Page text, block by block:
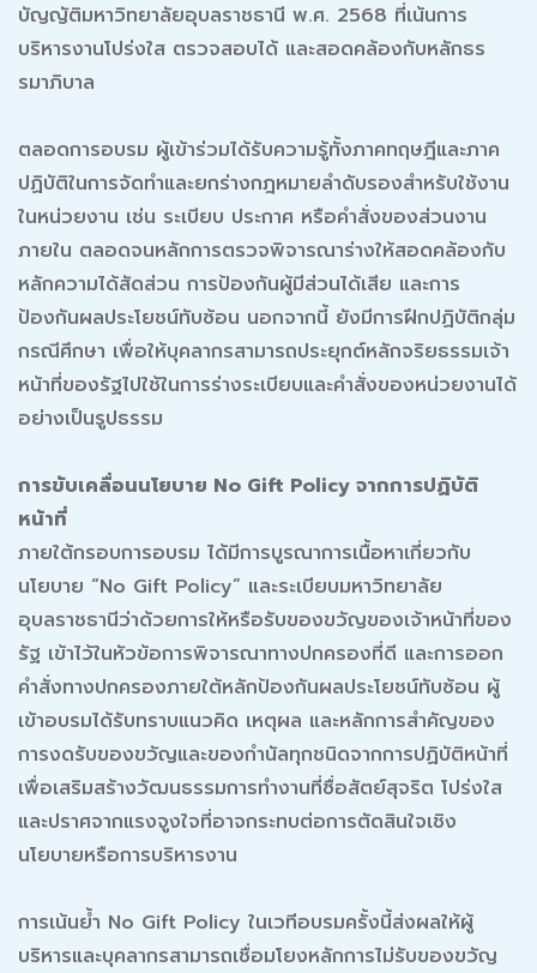
บัญญัติมหาวิทยาลัยอุบลราชธานี พ.ศ. 2568 ที่เน้นการ
บริหารงานโปร่งใส ตรวจสอบได้ และสอดคล้องกับหลักธร
รมาภิบาล
ตลอดการอบรม ผู้เข้าร่วมได้รับความรู้ทั้งภาคทฤษฎีและภาค
ปฏิบัติในการจัดทำและยกร่างกฎหมายลำดับรองสำหรับใช้งาน
ในหน่วยงาน เช่น ระเบียบ ประกาศ หรือคำสั่งของส่วนงาน
ภายใน ตลอดจนหลักการตรวจพิจารณาร่างให้สอดคล้องกับ
หลักความได้สัดส่วน การป้องกันผู้มีส่วนได้เสีย และการ
ป้องกันผลประโยชน์ทับซ้อน นอกจากนี้ ยังมีการฝึกปฏิบัติกลุ่ม
กรณีศึกษา เพื่อให้บุคลากรสามารถประยุกต์หลักจริยธรรมเจ้า
หน้าที่ของรัฐไปใช้ในการร่างระเบียบและคำสั่งของหน่วยงานได้
อย่างเป็นรูปธรรม
การขับเคลื่อนนโยบาย No Gift Policy จากการปฏิบัติ
หน้าที่
ภายใต้กรอบการอบรม ได้มีการบูรณาการเนื้อหาเกี่ยวกับ
นโยบาย “No Gift Policy” และระเบียบมหาวิทยาลัย
อุบลราชธานีว่าด้วยการให้หรือรับของขวัญของเจ้าหน้าที่ของ
รัฐ เข้าไว้ในหัวข้อการพิจารณาทางปกครองที่ดี และการออก
คำสั่งทางปกครองภายใต้หลักป้องกันผลประโยชน์ทับซ้อน ผู้
เข้าอบรมได้รับทราบแนวคิด เหตุผล และหลักการสำคัญของ
การงดรับของขวัญและของกำนัลทุกชนิดจากการปฏิบัติหน้าที่
เพื่อเสริมสร้างวัฒนธรรมการทำงานที่ซื่อสัตย์สุจริต โปร่งใส
และปราศจากแรงจูงใจที่อาจกระทบต่อการตัดสินใจเชิง
นโยบายหรือการบริหารงาน
การเน้นย้ำ No Gift Policy ในเวทีอบรมครั้งนี้ส่งผลให้ผู้
บริหารและบุคลากรสามารถเชื่อมโยงหลักการไม่รับของขวัญ